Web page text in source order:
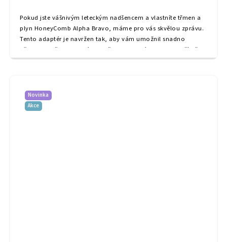
Pokud jste vášnivým leteckým nadšencem a vlastníte třmen a
plyn HoneyComb Alpha Bravo, máme pro vás skvělou zprávu.
Tento adaptér je navržen tak, aby vám umožnil snadno
připevnit vaše vybavení na naši standardní desku kola, čímž
zajistí maximální kompatibilitu a...
Novinka
Akce